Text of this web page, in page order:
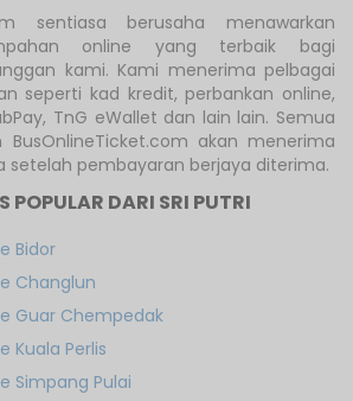
sentiasa berusaha menawarkan
online yang terbaik bagi
kami. Kami menerima pelbagai
seperti kad kredit, perbankan online,
TnG eWallet dan lain lain. Semua
akan menerima
setelah pembayaran berjaya diterima.
POPULAR DARI SRI PUTRI
Bidor
Changlun
Guar Chempedak
Kuala Perlis
Simpang Pulai